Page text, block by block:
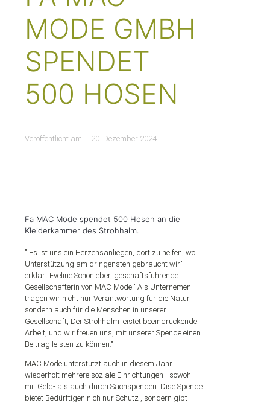
MODE GMBH
SPENDET
500 HOSEN
Veröffentlicht am: 20. Dezember 2024
Fa MAC Mode spendet 500 Hosen an die
Kleiderkammer des Strohhalm.
" Es ist uns ein Herzensanliegen, dort zu helfen, wo
Unterstützung am dringensten gebraucht wir"
erklärt Eveline Schönleber, geschäftsführende
Gesellschafterin von MAC Mode." Als Unternemen
tragen wir nicht nur Verantwortung für die Natur,
sondern auch für die Menschen in unserer
Gesellschaft, Der Strohhalm leistet beeindruckende
Arbeit, und wir freuen uns, mit unserer Spende einen
Beitrag leisten zu können."
MAC Mode unterstützt auch in diesem Jahr
wiederholt mehrere soziale Einrichtungen - sowohl
mit Geld- als auch durch Sachspenden. Dise Spende
bietet Bedürftigen nich nur Schutz , sondern gibt